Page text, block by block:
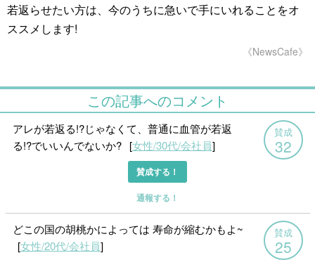
若返らせたい方は、今のうちに急いで手にいれることをオ
ススメします!
《NewsCafe》